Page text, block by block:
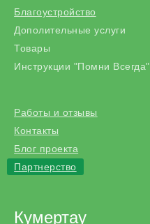
Благоустройство
Дополительные услуги
Товары
Инструкции "Помни Всегда"
Работы и отзывы
Контакты
Блог проекта
Партнерство
Кумертау